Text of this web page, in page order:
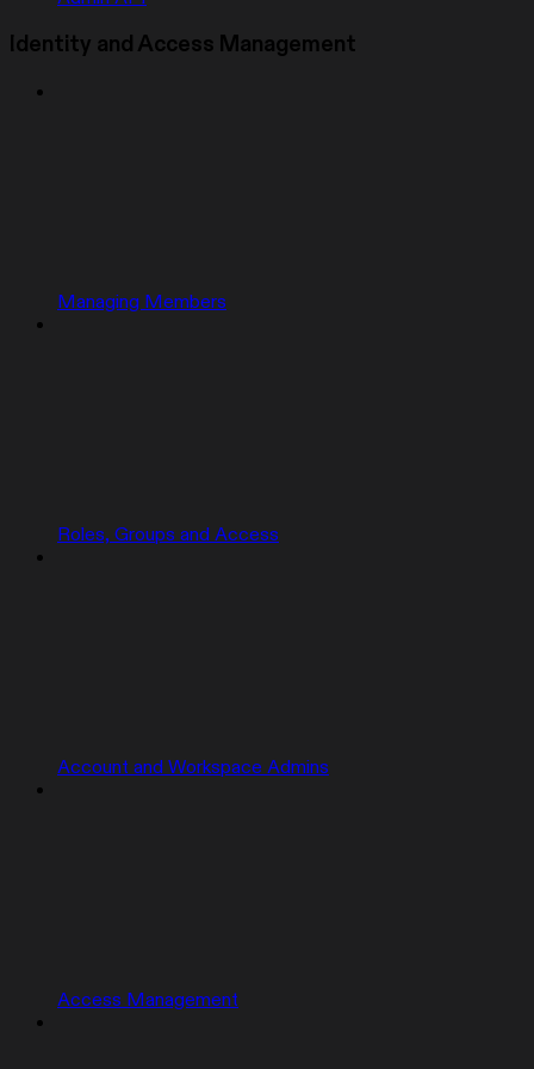
Identity and Access Management
Managing Members
Roles, Groups and Access
Account and Workspace Admins
Access Management